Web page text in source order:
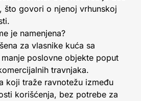
što govori o njenoj vrhunskoj
je namenjena?
za vlasnike kuća sa
poslovne objekte poput
travnjaka.
koji traže ravnotežu između
korišćenja, bez potrebe za